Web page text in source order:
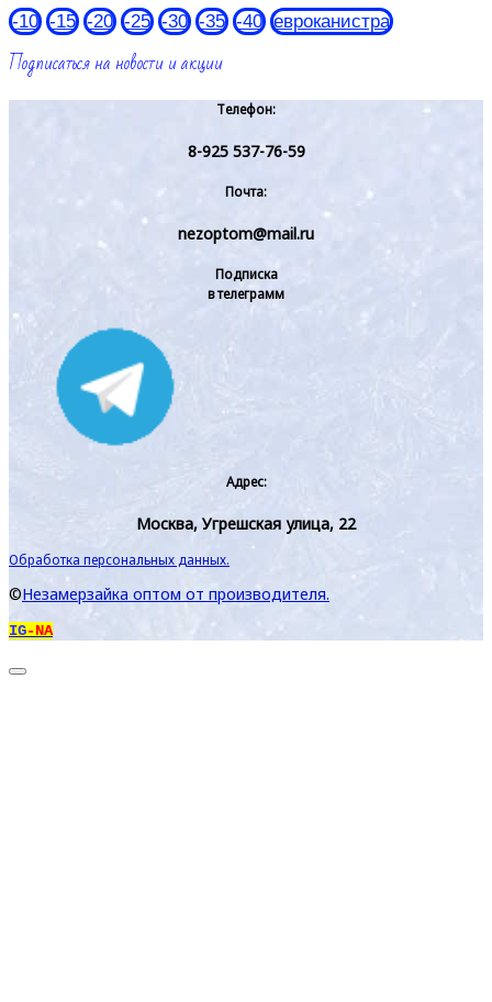
-10 -15 -20 -25 -30 -35 -40 евроканистра
Подписаться на новости и акции
Телефон:
8-925 537-76-59
Почта:
nezoptom@mail.ru
Подписка
в телеграмм
Адрес:
Москва, Угрешская улица, 22
Обработка персональных данных.
©Незамерзайка оптом от производителя.
IG-NA